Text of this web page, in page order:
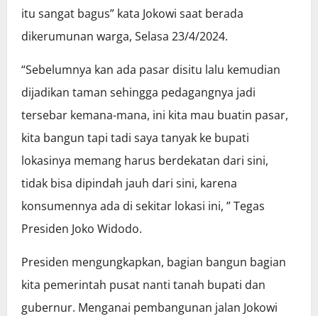
itu sangat bagus” kata Jokowi saat berada
dikerumunan warga, Selasa 23/4/2024.
“Sebelumnya kan ada pasar disitu lalu kemudian
dijadikan taman sehingga pedagangnya jadi
tersebar kemana-mana, ini kita mau buatin pasar,
kita bangun tapi tadi saya tanyak ke bupati
lokasinya memang harus berdekatan dari sini,
tidak bisa dipindah jauh dari sini, karena
konsumennya ada di sekitar lokasi ini, ” Tegas
Presiden Joko Widodo.
Presiden mengungkapkan, bagian bangun bagian
kita pemerintah pusat nanti tanah bupati dan
gubernur. Menganai pembangunan jalan Jokowi